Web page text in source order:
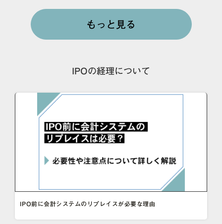
もっと見る
IPOの経理について
IPO前に会計システムのリプレイスが必要な理由